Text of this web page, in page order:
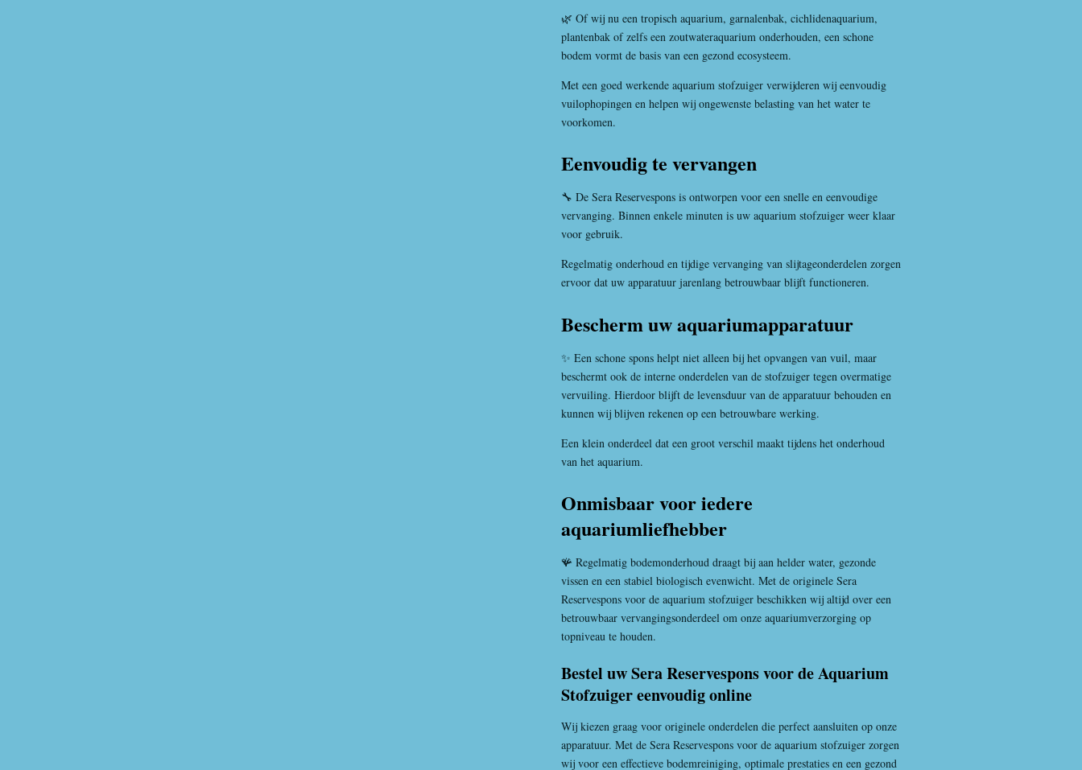
🌿 Of wij nu een tropisch aquarium, garnalenbak, cichlidenaquarium,
plantenbak of zelfs een zoutwateraquarium onderhouden, een schone
bodem vormt de basis van een gezond ecosysteem.
Met een goed werkende aquarium stofzuiger verwijderen wij eenvoudig
vuilophopingen en helpen wij ongewenste belasting van het water te
voorkomen.
Eenvoudig te vervangen
🔧 De Sera Reservespons is ontworpen voor een snelle en eenvoudige
vervanging. Binnen enkele minuten is uw aquarium stofzuiger weer klaar
voor gebruik.
Regelmatig onderhoud en tijdige vervanging van slijtageonderdelen zorgen
ervoor dat uw apparatuur jarenlang betrouwbaar blijft functioneren.
Bescherm uw aquariumapparatuur
✨ Een schone spons helpt niet alleen bij het opvangen van vuil, maar
beschermt ook de interne onderdelen van de stofzuiger tegen overmatige
vervuiling. Hierdoor blijft de levensduur van de apparatuur behouden en
kunnen wij blijven rekenen op een betrouwbare werking.
Een klein onderdeel dat een groot verschil maakt tijdens het onderhoud
van het aquarium.
Onmisbaar voor iedere
aquariumliefhebber
🪸 Regelmatig bodemonderhoud draagt bij aan helder water, gezonde
vissen en een stabiel biologisch evenwicht. Met de originele Sera
Reservespons voor de aquarium stofzuiger beschikken wij altijd over een
betrouwbaar vervangingsonderdeel om onze aquariumverzorging op
topniveau te houden.
Bestel uw Sera Reservespons voor de Aquarium
Stofzuiger eenvoudig online
Wij kiezen graag voor originele onderdelen die perfect aansluiten op onze
apparatuur. Met de Sera Reservespons voor de aquarium stofzuiger zorgen
wij voor een effectieve bodemreiniging, optimale prestaties en een gezond